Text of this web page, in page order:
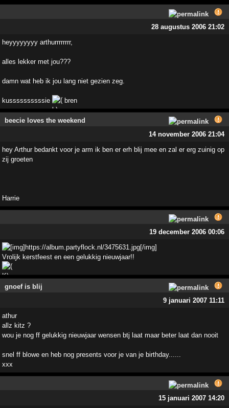
28 augustus 2006 21:02
heyyyyyyyy arthurrrrrrrr,
alles lekker met jou???
damn wat heb ik jou lang niet gezien zeg.
kussssssssssie bren
beecie loves the weekend
14 november 2006 21:04
hey Arthur bedankt voor je arm ik ben er erh blij mee en zal er erg zuinig op
zij groeten
Harrie
19 december 2006 00:06
Vrolijk kerstfeest en een gelukkig nieuwjaar!!
gnoef is blij
9 januari 2007 11:11
athur
allz kitz ?
wou je nog ff gelukkig nieuwjaar wensen btj laat maar beter laat dan nooit
snel ff blowe en heb nog presents voor je van je birthday......
xxx
15 januari 2007 14:20